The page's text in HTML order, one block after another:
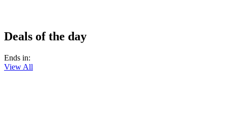
Deals of the day
Ends in:
View All